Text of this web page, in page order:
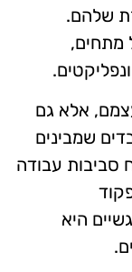
שלהם.
מתחים,
אלא גם
שמבינים
סביבות עבודה
היא